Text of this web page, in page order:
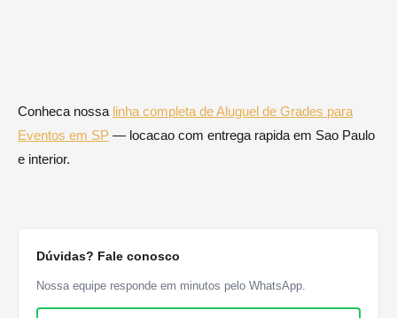
Conheca nossa linha completa de Aluguel de Grades para
Eventos em SP — locacao com entrega rapida em Sao Paulo
e interior.
Dúvidas? Fale conosco
Nossa equipe responde em minutos pelo WhatsApp.